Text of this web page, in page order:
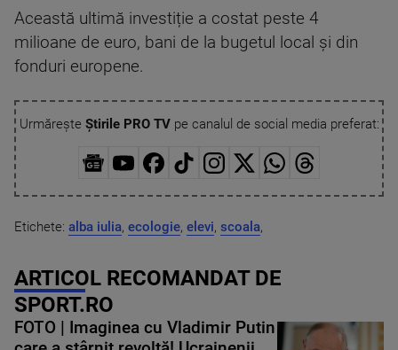
Această ultimă investiție a costat peste 4
milioane de euro, bani de la bugetul local și din
fonduri europene.
Urmărește Știrile PRO TVpe canalul de social media preferat:
Etichete: alba iulia, ecologie, elevi, scoala,
ARTICOL RECOMANDAT DE
SPORT.RO
FOTO | Imaginea cu Vladimir Putin